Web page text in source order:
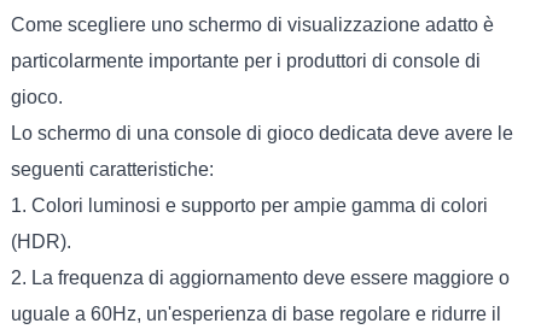
Come scegliere uno schermo di visualizzazione adatto è
particolarmente importante per i produttori di console di
gioco.
Lo schermo di una console di gioco dedicata deve avere le
seguenti caratteristiche:
1. Colori luminosi e supporto per ampie gamma di colori
(HDR).
2. La frequenza di aggiornamento deve essere maggiore o
uguale a 60Hz, un'esperienza di base regolare e ridurre il